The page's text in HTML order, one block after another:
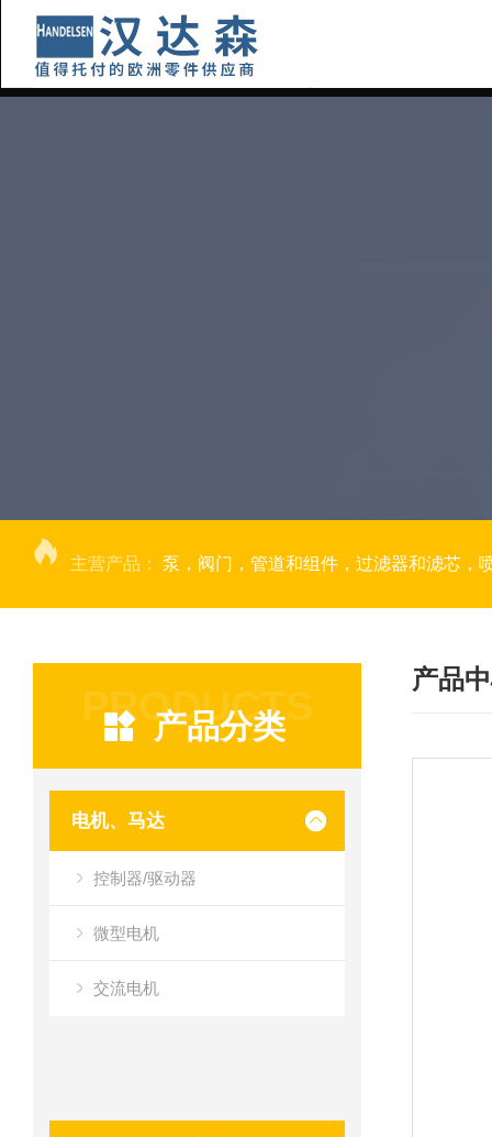
主营产品： 泵，阀门，管道和组件，过滤器和滤芯，
PRODUCTS
产品分类
电机、马达
控制器/驱动器
微型电机
交流电机
产品